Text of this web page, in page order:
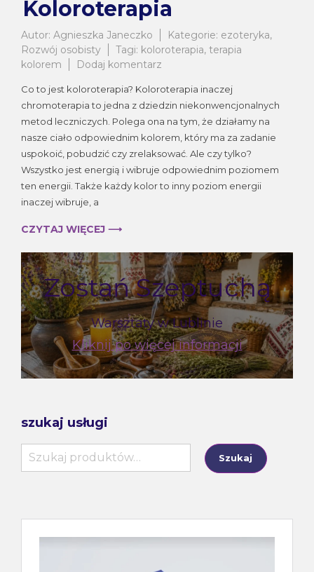
Koloroterapia
Autor: Agnieszka Janeczko Kategorie: ezoteryka,
Rozwój osobisty
Tagi: koloroterapia, terapia
kolorem
Dodaj komentarz
Co to jest koloroterapia? Koloroterapia inaczej
chromoterapia to jedna z dziedzin niekonwencjonalnych
metod leczniczych. Polega ona na tym, że działamy na
nasze ciało odpowiednim kolorem, który ma za zadanie
uspokoić, pobudzić czy zrelaksować. Ale czy tylko?
Wszystko jest energią i wibruje odpowiednim poziomem
ten energii. Także każdy kolor to inny poziom energii
inaczej wibruje, a
CZYTAJ WIĘCEJ ⟶
Zostań Szeptuchą
Warsztaty w Lublinie
Kliknij po więcej informacji
szukaj usługi
Szukaj:
Szukaj